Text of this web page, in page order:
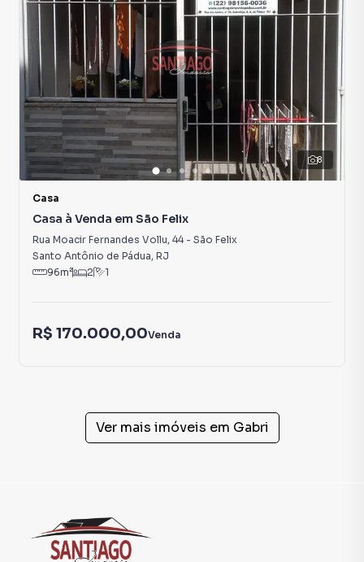
8
Casa
Casa à Venda em São Felix
Rua Moacir Fernandes Vollu, 44- São Felix
Santo Antônio de Pádua, RJ
96m² 2 1
R$ 170.000,00Venda
Ver mais imóveis em Gabri